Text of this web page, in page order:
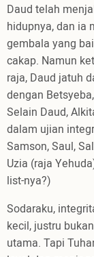
Daud telah
hidupnya, dan ia
gembala yang
cakap. Namun
raja, Daud jatuh
dengan
Selain Daud,
dalam ujian
Samson, Saul,
Uzia (raja
list-nya?)
Sodaraku,
kecil, justru
utama. Tapi